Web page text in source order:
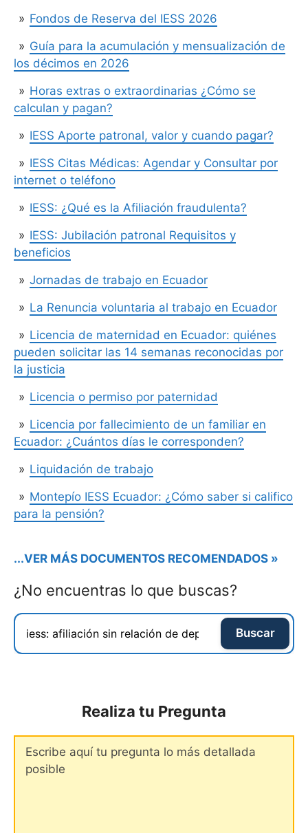
Fondos de Reserva del IESS 2026
Guía para la acumulación y mensualización de
los décimos en 2026
Horas extras o extraordinarias ¿Cómo se
calculan y pagan?
IESS Aporte patronal, valor y cuando pagar?
IESS Citas Médicas: Agendar y Consultar por
internet o teléfono
IESS: ¿Qué es la Afiliación fraudulenta?
IESS: Jubilación patronal Requisitos y
beneficios
Jornadas de trabajo en Ecuador
La Renuncia voluntaria al trabajo en Ecuador
Licencia de maternidad en Ecuador: quiénes
pueden solicitar las 14 semanas reconocidas por
la justicia
Licencia o permiso por paternidad
Licencia por fallecimiento de un familiar en
Ecuador: ¿Cuántos días le corresponden?
Liquidación de trabajo
Montepío IESS Ecuador: ¿Cómo saber si califico
para la pensión?
...VER MÁS DOCUMENTOS RECOMENDADOS »
¿No encuentras lo que buscas?
Buscar
Realiza tu Pregunta